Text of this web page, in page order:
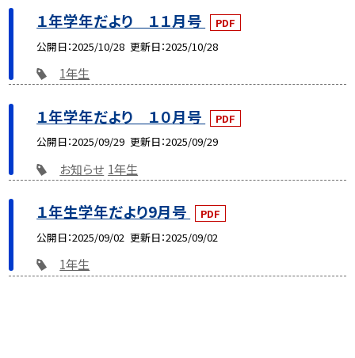
１年学年だより １１月号
PDF
公開日 2025/10/28 更新日 2025/10/28
1年生
１年学年だより １０月号
PDF
公開日 2025/09/29 更新日 2025/09/29
お知らせ 1年生
１年生学年だより9月号
PDF
公開日 2025/09/02 更新日 2025/09/02
1年生